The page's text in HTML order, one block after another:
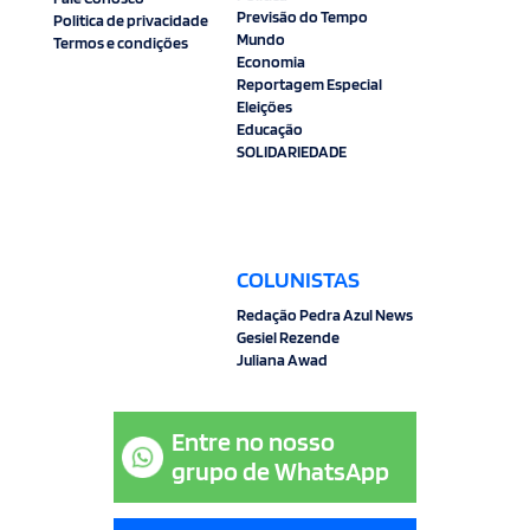
Esporte
Venda Nova do Imigrante
SOLIDARIEDADE
Politica de privacidade
Termos e condições
Previsão do Tempo
Mundo
Economia
Reportagem Especial
Eleições
Educação
SOLIDARIEDADE
COLUNISTAS
Redação Pedra Azul News
Gesiel Rezende
Juliana Awad
Entre no nosso
grupo de WhatsApp